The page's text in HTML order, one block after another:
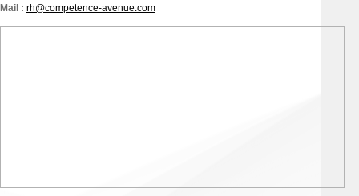
Mail : rh@competence-avenue.com